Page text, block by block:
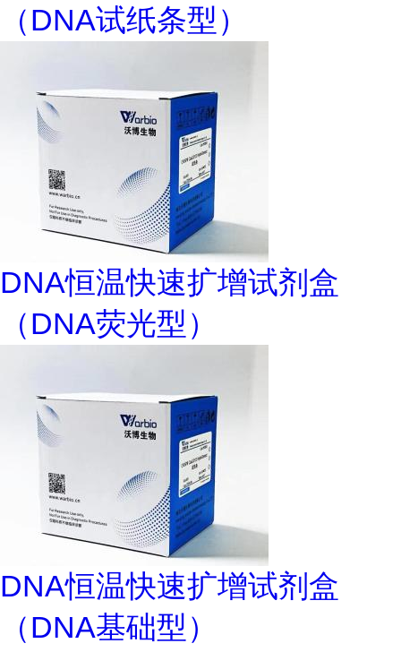
（DNA试纸条型）
DNA恒温快速扩增试剂盒
（DNA荧光型）
DNA恒温快速扩增试剂盒
（DNA基础型）